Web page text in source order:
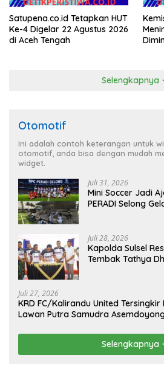
Satupena.co.id Tetapkan HUT
Ke-4 Digelar 22 Agustus 2026
di Aceh Tengah
Selengkapnya
Otomotif
Ini adalah contoh keterangan untuk
otomotif, anda bisa dengan mudah
widget.
Juli 31, 2026
Mini Soccer Jadi
PERADI Selong
Juli 28, 2026
Kapolda Sulsel
Tembak Tathya
Juli 27, 2026
KRD FC/Kalirandu United Tersingkir
Lawan Putra Samudra
Selengkapnya